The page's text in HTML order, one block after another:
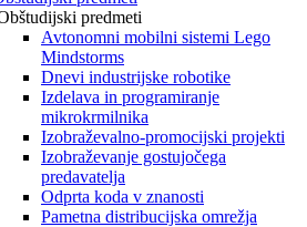
predmeti
Avtonomni mobilni sistemi Lego
Mindstorms
Dnevi industrijske robotike
Izdelava in programiranje
mikrokrmilnika
Izobraževalno-promocijski projekti
Izobraževanje gostujočega
predavatelja
Odprta koda v znanosti
Pametna distribucijska omrežja